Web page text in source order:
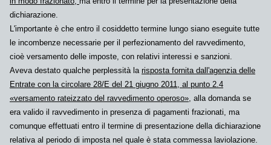
dichiarazione.
L'importante è che entro il cosiddetto termine lungo siano eseguite tutte
le incombenze necessarie per il perfezionamento del ravvedimento,
cioè versamento delle imposte, con relativi interessi e sanzioni.
Aveva destato qualche perplessità la risposta fornita dall'agenzia delle
Entrate con la circolare 28/E del 21 giugno 2011, al punto 2.4
«versamento rateizzato del ravvedimento operoso», alla domanda se
era valido il ravvedimento in presenza di pagamenti frazionati, ma
comunque effettuati entro il termine di presentazione della dichiarazione
relativa al periodo di imposta nel quale è stata commessa laviolazione.